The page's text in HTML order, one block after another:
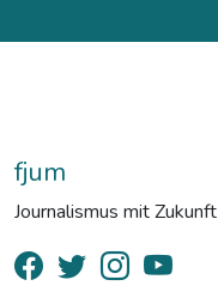
fjum
Journalismus mit Zukunft